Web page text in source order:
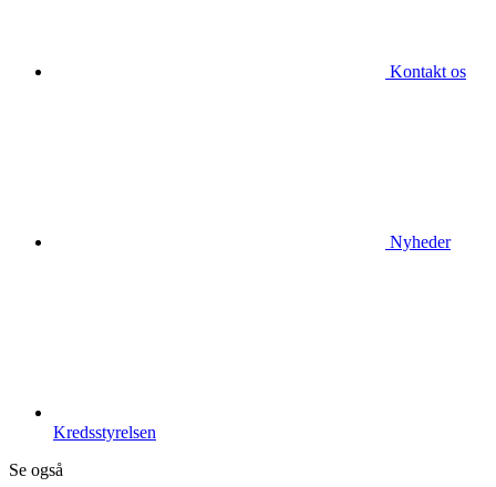
Kontakt os
Nyheder
Kredsstyrelsen
Se også